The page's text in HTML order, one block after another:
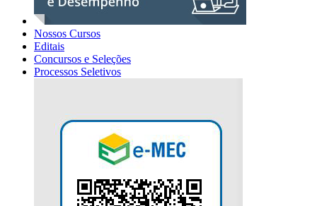
Nossos Cursos
Editais
Concursos e Seleções
Processos Seletivos